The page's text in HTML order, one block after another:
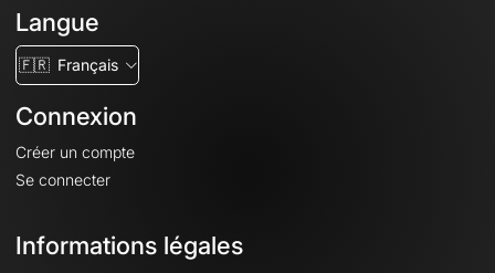
Langue
🇫🇷 Français
Connexion
Créer un compte
Se connecter
Informations légales